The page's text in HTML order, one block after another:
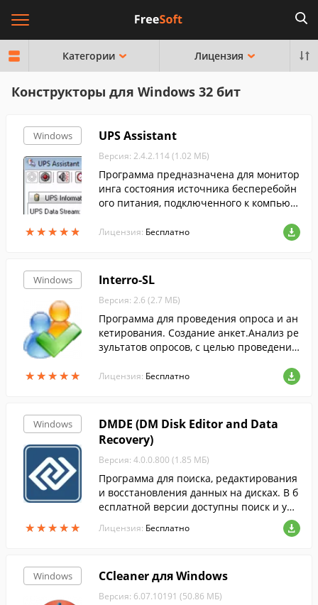
Категории Лицензия
Конструкторы для Windows 32 бит
Windows
★★★★★
★★★★★
UPS Assistant
Версия: 2.4.2.114 (1.02 МБ)
Программа предназначена для монитор
инга состояния источника бесперебойн
ого питания, подключенного к компьют
ивающего протокол Megatec.
Лицензия: Бесплатно
Windows
★★★★★
★★★★★
Interro-SL
Версия: 2.6 (2.7 МБ)
Программа для проведения опроса и ан
кетирования. Создание анкет.Анализ ре
зультатов опросов, с целью проведения
ческих, экономических и других исследо
Лицензия: Бесплатно
Windows
★★★★★
★★★★★
DMDE (DM Disk Editor and Data
Recovery)
Версия: 4.0.0.800 (1.85 МБ)
Программа для поиска, редактирования
и восстановления данных на дисках. В б
есплатной версии доступны поиск и упр
авление разделами и восстановление ф
айлов из текущей панели.
Лицензия: Бесплатно
Windows CCleaner для Windows
Версия: 6.07.10191 (50.86 МБ)